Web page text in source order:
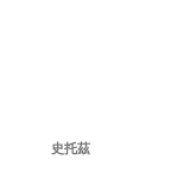
史托茲